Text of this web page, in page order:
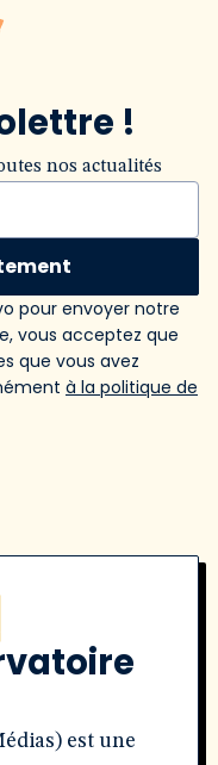
!
nos actualités
pour envoyer notre
vous acceptez que
que vous avez
à la politique de
est une